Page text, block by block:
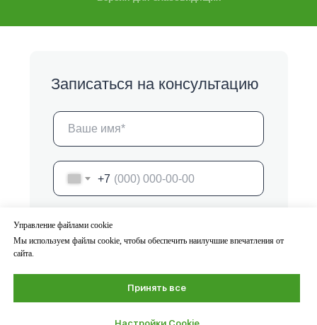
Управление файлами cookie
Мы используем файлы cookie, чтобы обеспечить наилучшие впечатления от
сайта.
Принять все
+7
подтверждаю, что ознакомлен(-а) с
условиями обработки персональных
Записаться
Записаться на консультацию